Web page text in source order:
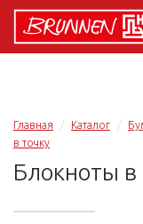
Главная Каталог
в точку
Блокноты в